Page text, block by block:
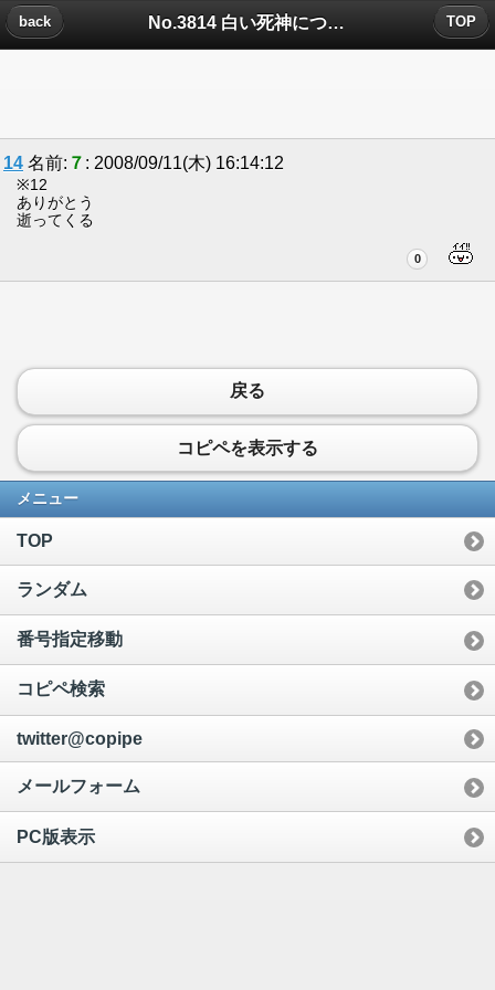
No.3814 白い死神についたコメント
back TOP
14 名前: ７ : 2008/09/11(木) 16:14:12
※12
ありがとう
逝ってくる
0
戻る
コピペを表示する
メニュー
TOP
ランダム
番号指定移動
コピペ検索
twitter@copipe
メールフォーム
PC版表示